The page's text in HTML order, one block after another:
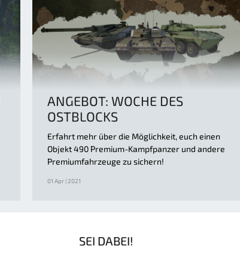
ANGEBOT: WOCHE DES
OSTBLOCKS
Erfahrt mehr über die Möglichkeit, euch einen
Objekt 490 Premium-Kampfpanzer und andere
Premiumfahrzeuge zu sichern!
01 Apr | 2021
SEI DABEI!